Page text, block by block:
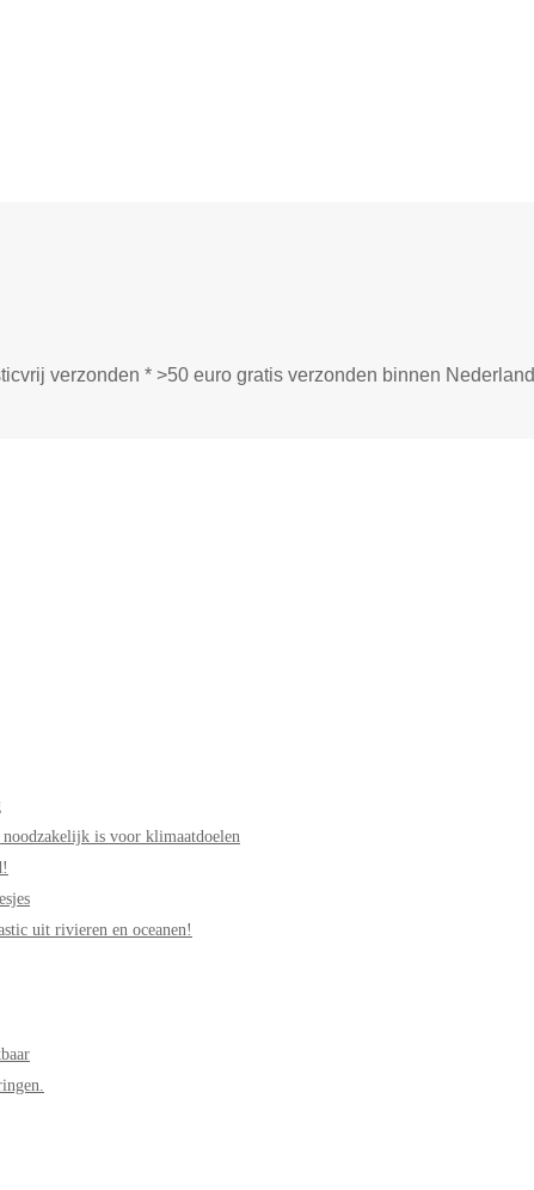
verzonden * >50 euro gratis verzonden binnen Nederland
is voor klimaatdoelen
uit rivieren en oceanen!